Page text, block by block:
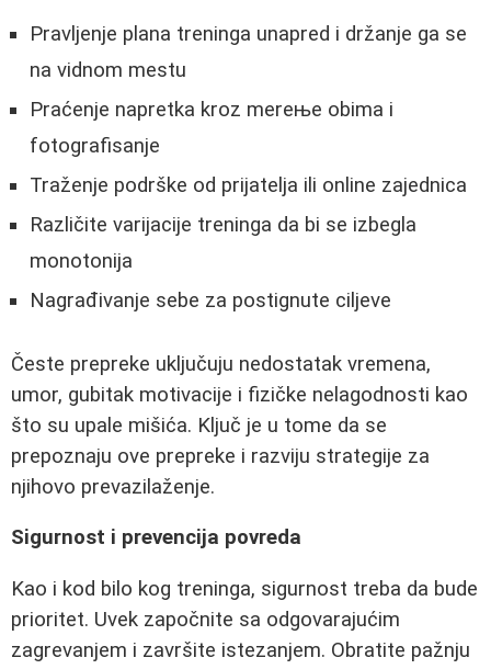
Pravljenje plana treninga unapred i držanje ga se
na vidnom mestu
Praćenje napretka kroz mereње obima i
fotografisanje
Traženje podrške od prijatelja ili online zajednica
Različite varijacije treninga da bi se izbegla
monotonija
Nagrađivanje sebe za postignute ciljeve
Česte prepreke uključuju nedostatak vremena,
umor, gubitak motivacije i fizičke nelagodnosti kao
što su upale mišića. Ključ je u tome da se
prepoznaju ove prepreke i razviju strategije za
njihovo prevazilaženje.
Sigurnost i prevencija povreda
Kao i kod bilo kog treninga, sigurnost treba da bude
prioritet. Uvek započnite sa odgovarajućim
zagrevanjem i završite istezanjem. Obratite pažnju